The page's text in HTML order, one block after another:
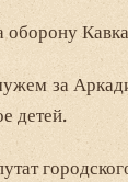
оборону
за
детей.